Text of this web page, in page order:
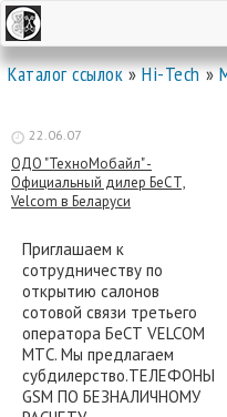
Каталог ссылок»Hi-Tech»
22.06.07
ОДО "ТехноМобайл" -
Официальный дилер БеСТ,
Velcom в Беларуси
Приглашаем к
сотрудничеству по
открытию салонов
сотовой связи третьего
оператора БеСТ VELCOM
MTС. Мы предлагаем
субдилерство.ТЕЛЕФОНЫ
GSM ПО БЕЗНАЛИЧНОМУ